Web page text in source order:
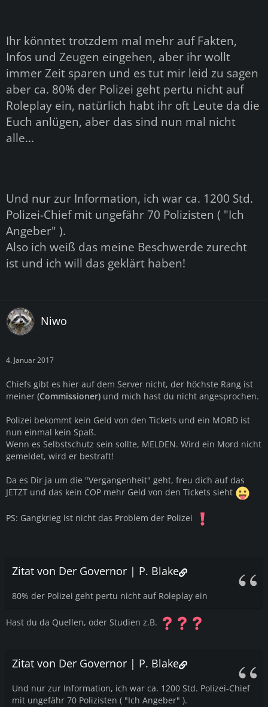
Ihr könntet trotzdem mal mehr auf Fakten,
Infos und Zeugen eingehen, aber ihr wollt
immer Zeit sparen und es tut mir leid zu sagen
aber ca. 80% der Polizei geht pertu nicht auf
Roleplay ein, natürlich habt ihr oft Leute da die
Euch anlügen, aber das sind nun mal nicht
alle...
Und nur zur Information, ich war ca. 1200 Std.
Polizei-Chief mit ungefähr 70 Polizisten ( "Ich
Angeber" ).
Also ich weiß das meine Beschwerde zurecht
ist und ich will das geklärt haben!
Niwo
4. Januar 2017
Chiefs gibt es hier auf dem Server nicht, der höchste Rang ist
meiner (Commissioner) und mich hast du nicht angesprochen.
Polizei bekommt kein Geld von den Tickets und ein MORD ist
nun einmal kein Spaß.
Wenn es Selbstschutz sein sollte, MELDEN. Wird ein Mord nicht
gemeldet, wird er bestraft!
Da es Dir ja um die "Vergangenheit" geht, freu dich auf das
JETZT und das kein COP mehr Geld von den Tickets sieht
PS: Gangkrieg ist nicht das Problem der Polizei
Zitat von Der Governor | P. Blake
80% der Polizei geht pertu nicht auf Roleplay ein
Hast du da Quellen, oder Studien z.B.
Zitat von Der Governor | P. Blake
Und nur zur Information, ich war ca. 1200 Std. Polizei-Chief
mit ungefähr 70 Polizisten ( "Ich Angeber" ).